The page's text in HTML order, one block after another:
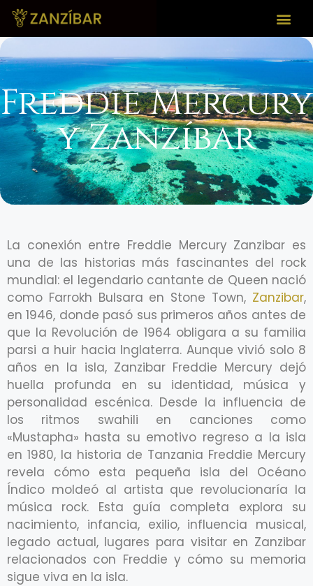
Freddie Mercury
y Zanzíbar
La conexión entre Freddie Mercury Zanzibar es
una de las historias más fascinantes del rock
mundial: el legendario cantante de Queen nació
como Farrokh Bulsara en Stone Town, Zanzibar,
en 1946, donde pasó sus primeros años antes de
que la Revolución de 1964 obligara a su familia
parsi a huir hacia Inglaterra. Aunque vivió solo 8
años en la isla, Zanzibar Freddie Mercury dejó
huella profunda en su identidad, música y
personalidad escénica. Desde la influencia de
los ritmos swahili en canciones como
«Mustapha» hasta su emotivo regreso a la isla
en 1980, la historia de Tanzania Freddie Mercury
revela cómo esta pequeña isla del Océano
Índico moldeó al artista que revolucionaría la
música rock. Esta guía completa explora su
nacimiento, infancia, exilio, influencia musical,
legado actual, lugares para visitar en Zanzibar
relacionados con Freddie y cómo su memoria
sigue viva en la isla.